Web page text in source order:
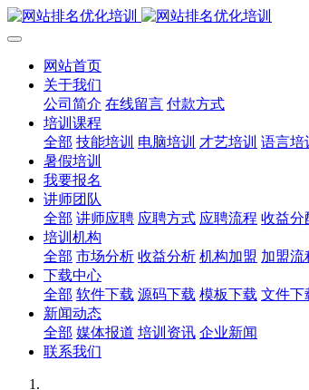
网站首页
关于我们
公司简介 在线留言 付款方式
培训课程
全部 技能培训 电脑培训 才艺培训 语言培
暑假培训
我要报名
讲师团队
全部 讲师应聘 应聘方式 应聘流程 收益分
培训机构
全部 市场分析 收益分析 机构加盟 加盟流
下载中心
全部 软件下载 源码下载 模板下载 文件下
新闻动态
全部 媒体报道 培训资讯 企业新闻
联系我们